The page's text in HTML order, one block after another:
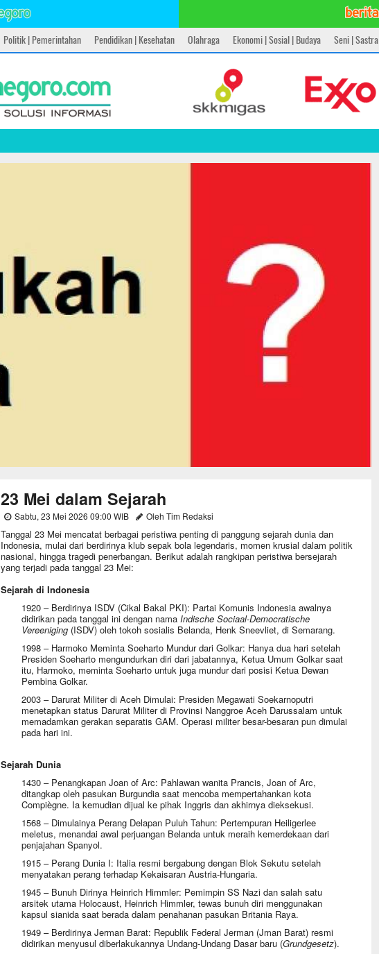
Politik | Pemerintahan Pendidikan | Kesehatan Olahraga Ekonomi | Sosial | Budaya Seni | Sastra
23 Mei dalam Sejarah
Sabtu, 23 Mei 2026 09:00 WIB Oleh Tim Redaksi
Tanggal 23 Mei mencatat berbagai peristiwa penting di panggung sejarah dunia dan
Indonesia, mulai dari berdirinya klub sepak bola legendaris, momen krusial dalam politik
nasional, hingga tragedi penerbangan. Berikut adalah rangkipan peristiwa bersejarah
yang terjadi pada tanggal 23 Mei:
Sejarah di Indonesia
1920 – Berdirinya ISDV (Cikal Bakal PKI): Partai Komunis Indonesia awalnya
didirikan pada tanggal ini dengan nama Indische Sociaal-Democratische
Vereeniging(ISDV) oleh tokoh sosialis Belanda, Henk Sneevliet, di Semarang.
1998 – Harmoko Meminta Soeharto Mundur dari Golkar: Hanya dua hari setelah
Presiden Soeharto mengundurkan diri dari jabatannya, Ketua Umum Golkar saat
itu, Harmoko, meminta Soeharto untuk juga mundur dari posisi Ketua Dewan
Pembina Golkar.
2003 – Darurat Militer di Aceh Dimulai: Presiden Megawati Soekarnoputri
menetapkan status Darurat Militer di Provinsi Nanggroe Aceh Darussalam untuk
memadamkan gerakan separatis GAM. Operasi militer besar-besaran pun dimulai
pada hari ini.
Sejarah Dunia
1430 – Penangkapan Joan of Arc: Pahlawan wanita Prancis, Joan of Arc,
ditangkap oleh pasukan Burgundia saat mencoba mempertahankan kota
Compiègne. Ia kemudian dijual ke pihak Inggris dan akhirnya dieksekusi.
1568 – Dimulainya Perang Delapan Puluh Tahun: Pertempuran Heiligerlee
meletus, menandai awal perjuangan Belanda untuk meraih kemerdekaan dari
penjajahan Spanyol.
1915 – Perang Dunia I: Italia resmi bergabung dengan Blok Sekutu setelah
menyatakan perang terhadap Kekaisaran Austria-Hungaria.
1945 – Bunuh Dirinya Heinrich Himmler: Pemimpin SS Nazi dan salah satu
arsitek utama Holocaust, Heinrich Himmler, tewas bunuh diri menggunakan
kapsul sianida saat berada dalam penahanan pasukan Britania Raya.
1949 – Berdirinya Jerman Barat: Republik Federal Jerman (Jman Barat) resmi
didirikan menyusul diberlakukannya Undang-Undang Dasar baru (Grundgesetz).